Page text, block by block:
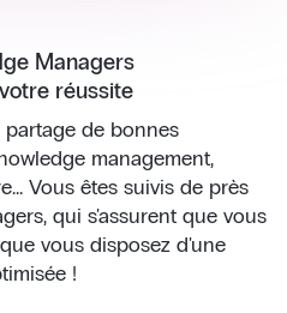
Managers
réussite
de bonnes
management,
Vous êtes suivis de près
qui s'assurent que vous
vous disposez d'une
!